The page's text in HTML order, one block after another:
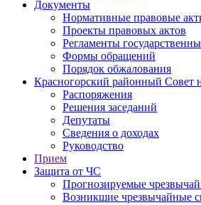
Документы
Нормативные правовые
Проекты правовых актов
Регламенты
Формы обращений
Порядок обжалования
Красногорский районный Совет
Распоряжения
Решения заседаний
Депутаты
Сведения о доходах
Руководство
Прием
Защита от ЧС
Прогнозируемые
Возникшие чрезвычайные